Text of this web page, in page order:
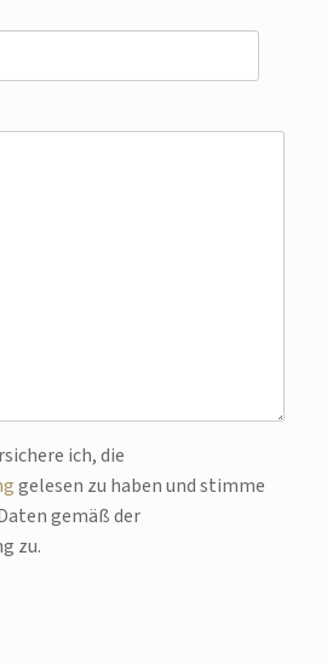
leer.
ich, die
gelesen zu haben und stimme
gemäß der
zu.